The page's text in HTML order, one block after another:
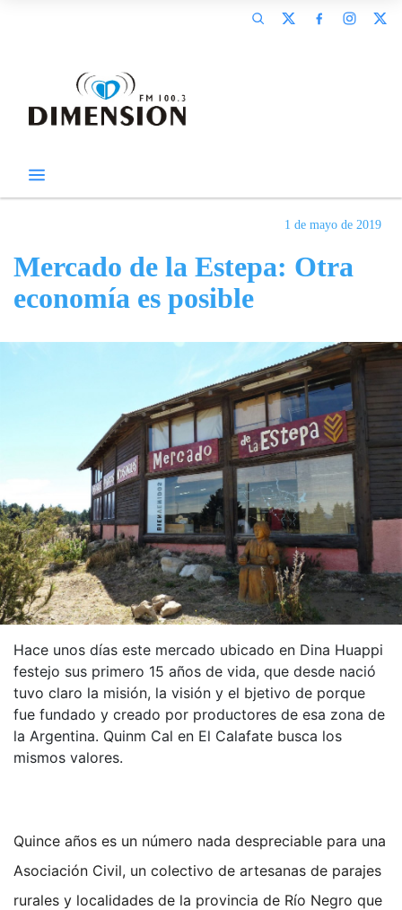
1 de mayo de 2019
Mercado de la Estepa: Otra
economía es posible
Hace unos días este mercado ubicado en Dina Huappi
festejo sus primero 15 años de vida, que desde nació
tuvo claro la misión, la visión y el bjetivo de porque
fue fundado y creado por productores de esa zona de
la Argentina. Quinm Cal en El Calafate busca los
mismos valores.
Quince años es un número nada despreciable para una
Asociación Civil, un colectivo de artesanas de parajes
rurales y localidades de la provincia de Río Negro que